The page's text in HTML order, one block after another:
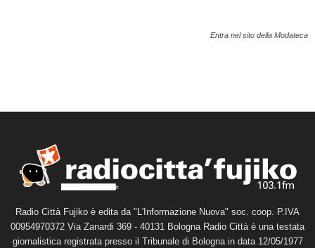
Entra nel sito della Modateca
Radio Città Fujiko è edita da "L'Informazione Nuova" soc. coop. P.IVA
00954970372 Via Zanardi 369 - 40131 Bologna Radio Città è una testata
giornalistica registrata presso il Tribunale di Bologna in data 12/05/1977